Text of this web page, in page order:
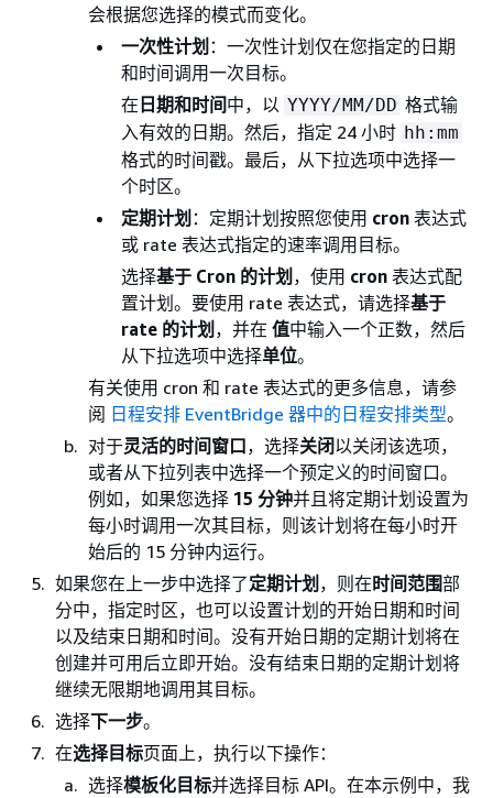
会根据您选择的模式而变化。
一次性计划 ：一次性计划仅在您指定的日期
和时间调用一次目标。
在 日期和时间中，以 YYYY/MM/DD 格式输
入有效的日期。然后，指定 24 小时 hh:mm
格式的时间戳。最后，从下拉选项中选择一
个时区。
定期计划 ：定期计划按照您使用 cron 表达式
或 rate 表达式指定的速率调用目标。
选择基于 Cron 的计划 ，使用 cron 表达式配
置计划。要使用 rate 表达式，请选择基于
rate 的计划 ，并在 值中输入一个正数，然后
从下拉选项中选择单位。
有关使用 cron 和 rate 表达式的更多信息，请参
阅 日程安排 EventBridge 器中的日程安排类型。
对于灵活的时间窗口，选择关闭以关闭该选项，
或者从下拉列表中选择一个预定义的时间窗口。
例如，如果您选择 15 分钟并且将定期计划设置为
每小时调用一次其目标，则该计划将在每小时开
始后的 15 分钟内运行。
如果您在上一步中选择了定期计划 ，则在时间范围部
分中，指定时区，也可以设置计划的开始日期和时间
以及结束日期和时间。没有开始日期的定期计划将在
创建并可用后立即开始。没有结束日期的定期计划将
继续无限期地调用其目标。
选择下一步。
在选择目标页面上，执行以下操作：
选择模板化目标并选择目标 API。在本示例中，我